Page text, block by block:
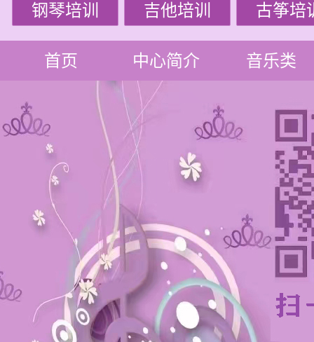
钢琴培训 吉他培训 古筝培
首页 中心简介 音乐类